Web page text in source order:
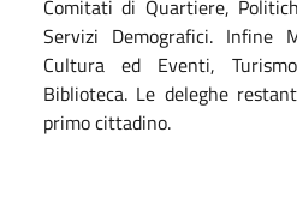
Comitati di Quartiere,
Servizi Demografici. Infine
Cultura ed Eventi,
Biblioteca. Le deleghe
primo cittadino.